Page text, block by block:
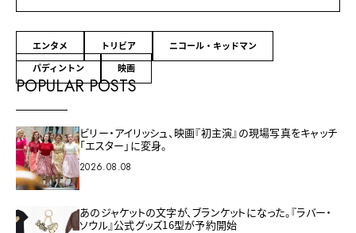
エンタメ トリビア
ニコール・キッドマン
パディントン
映画
POPULAR POSTS
ビリー・アイリッシュ、映画『初主演』の現場写真をキャッチ
「エスター」に変身。
2026.08.08
あのジャケットの文字が、ブランケットになった。『ラバー・
ソウル』公式グッズ16型が予約開始